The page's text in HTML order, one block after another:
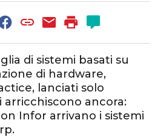
di sistemi basati su
di hardware,
lanciati solo
arricchiscono ancora:
Infor arrivano i sistemi